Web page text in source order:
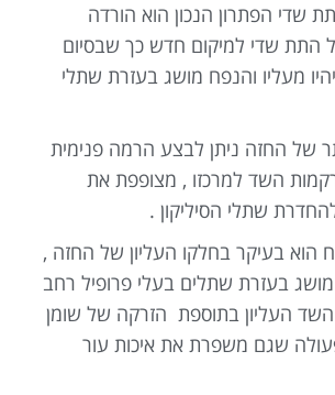
שדי הפתרון הנכון הוא הורדה
התת שדי למיקום חדש כך שבסיום
מעליו והנפח מושג בעזרת שתלי
של החזה ניתן לבצע הרמה פנימית
השד למרכזו , מצופפת את
שתלי הסיליקון .
הוא בעיקר בחלקו העליון של החזה ,
בעזרת שתלים בעלי פרופיל רחב
העליון בתוספת הזרקה של שומן
שגם משפרת את איכות עור